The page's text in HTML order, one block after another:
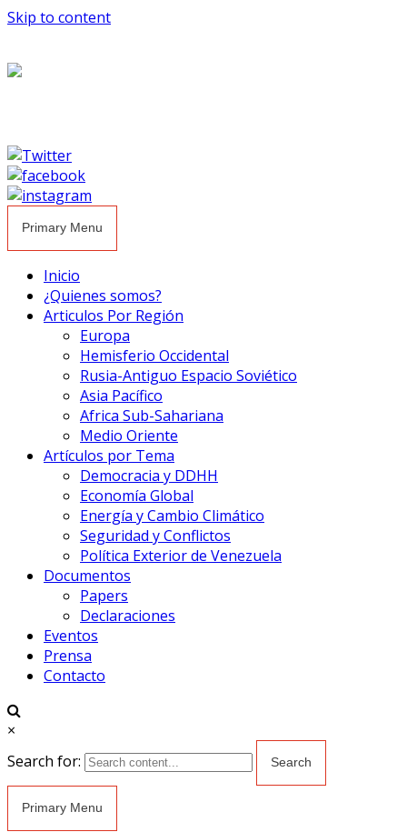
Skip to content
Primary Menu
Inicio
¿Quienes somos?
Articulos Por Región
Europa
Hemisferio Occidental
Rusia-Antiguo Espacio Soviético
Asia Pacífico
Africa Sub-Sahariana
Medio Oriente
Artículos por Tema
Democracia y DDHH
Economía Global
Energía y Cambio Climático
Seguridad y Conflictos
Política Exterior de Venezuela
Documentos
Papers
Declaraciones
Eventos
Prensa
Contacto
×
Search for:
Primary Menu